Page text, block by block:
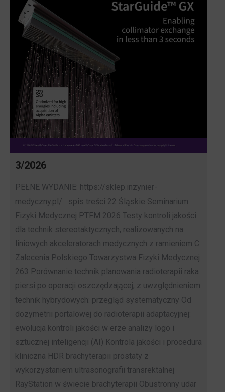
3/2026
PEŁNE WYDANIE: https://sklep.inzynier-
medyczny.pl/ spis treści 22 Śląskie Seminarium
Fizyki Medycznej PTFM 2026 Testy kontroli jakości
dla technik stereotaktycznych, realizowanych na
liniowych akceleratorach medycznych z ramieniem C.
Zalecenia Polskiego Towarzystwa Fizyki Medycznej
263 Porównanie technik planowania radioterapii raka
piersi po operacji oszczędzającej, z uwzględnieniem
technik hybrydowych: przegląd systematyczny Od
dozymetrii portalowej do radioterapii adaptacyjnej:
ewolucja kontroli jakości w erze analizy logo i
sztucznej inteligencji (AI) Kontrola jakości i procedura
kliniczna HDR brachyterapii prostaty z
wykorzystaniem ultrasonografii transrektalnej
RayStation w świecie brachyterapii Obustronny udar